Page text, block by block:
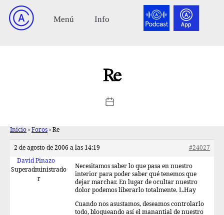
Re
Inicio › Foros › Re
2 de agosto de 2006 a las 14:19
#24027
David Pinazo
Superadministrado
r
Necesitamos saber lo que pasa en nuestro
interior para poder saber qué tenemos que
dejar marchar. En lugar de ocultar nuestro
dolor podemos liberarlo totalmente. L.Hay
Cuando nos asustamos, deseamos controlarlo
todo, bloqueando así el manantial de nuestro